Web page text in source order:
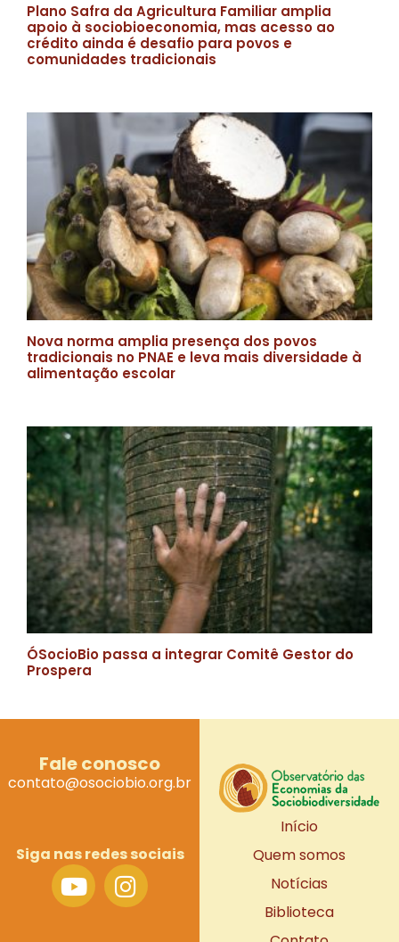
Plano Safra da Agricultura Familiar amplia
apoio à sociobioeconomia, mas acesso ao
crédito ainda é desafio para povos e
comunidades tradicionais
Nova norma amplia presença dos povos
tradicionais no PNAE e leva mais diversidade à
alimentação escolar
ÓSocioBio passa a integrar Comitê Gestor do
Prospera
Início
Quem somos
Notícias
Biblioteca
Fale conosco
contato@osociobio.org.br
Siga nas redes sociais